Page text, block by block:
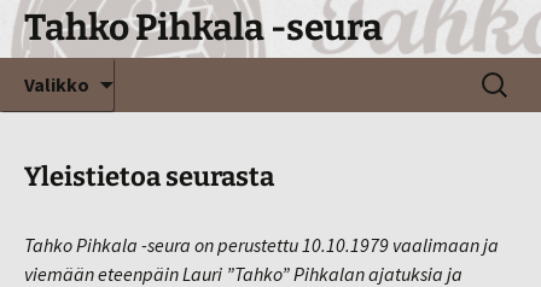
Siirry
sisältöön
Tahko Pihkala -seura
Valikko Haku:
Yleistietoa seurasta
Tahko Pihkala -seura on perustettu 10.10.1979 vaalimaan ja
viemään eteenpäin Lauri ”Tahko” Pihkalan ajatuksia ja